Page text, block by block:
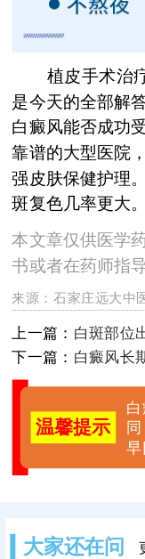
植皮手术治疗
是今天的全部解
白癜风能否成功
靠谱的大型医院
强皮肤保健护理
斑复色几率更大。
本文章仅供医学
书或者在药师指
来源：石家庄远大中
上一篇： 白斑部位
下一篇： 白癜风长
温馨提示
早
大家还在问